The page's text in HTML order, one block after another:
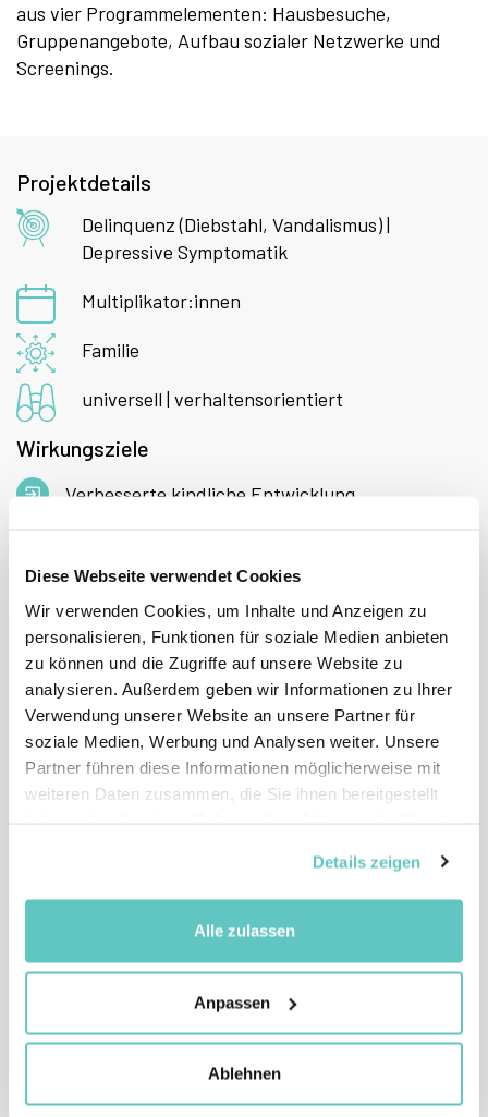
Diese Webseite verwendet Cookies
Wir verwenden Cookies, um Inhalte und Anzeigen zu
personalisieren, Funktionen für soziale Medien anbieten
zu können und die Zugriffe auf unsere Website zu
analysieren. Außerdem geben wir Informationen zu Ihrer
Verwendung unserer Website an unsere Partner für
soziale Medien, Werbung und Analysen weiter. Unsere
Partner führen diese Informationen möglicherweise mit
weiteren Daten zusammen, die Sie ihnen bereitgestellt
Details zeigen
Alle zulassen
Anpassen
Ablehnen
aus vier Programmelementen: Hausbesuche,
Gruppenangebote, Aufbau sozialer Netzwerke und
Screenings.
Projektdetails
Delinquenz (Diebstahl, Vandalismus) |
Depressive Symptomatik
Multiplikator:innen
Familie
universell | verhaltensorientiert
Wirkungsziele
Verbesserte kindliche Entwicklung
Höhere soziale und emotionale Kompetenz der
Kinder
Wirksamkeitspotential